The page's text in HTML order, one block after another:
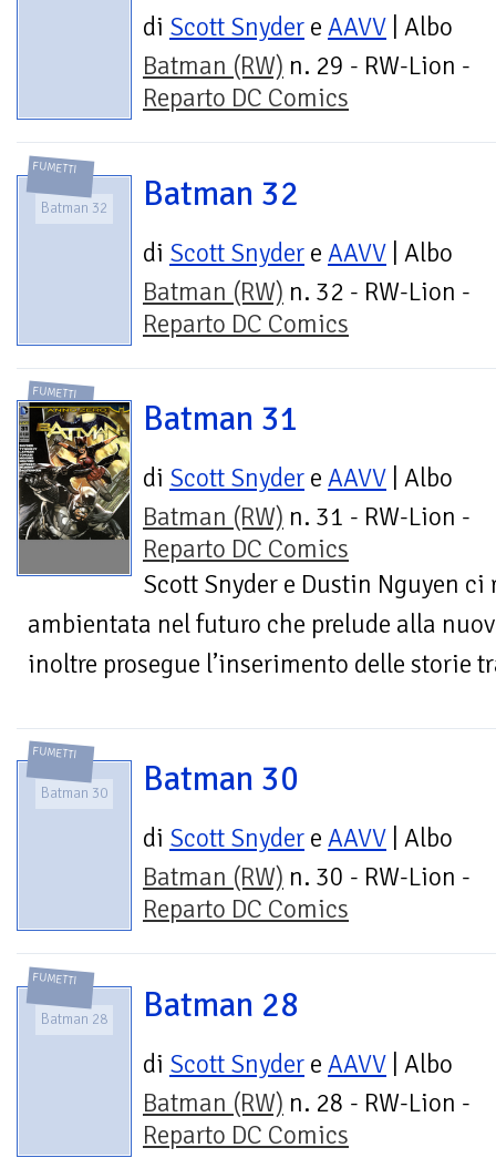
di Scott Snyder e AAVV | Albo
Batman (RW) n. 29 - RW-Lion -
Reparto DC Comics
FUMETTI
Batman 32 Batman 32
di Scott Snyder e AAVV | Albo
Batman (RW) n. 32 - RW-Lion -
Reparto DC Comics
FUMETTI
Batman 31
di Scott Snyder e AAVV | Albo
Batman (RW) n. 31 - RW-Lion -
Reparto DC Comics
Scott Snyder e Dustin Nguyen
ambientata nel futuro che prelude alla
inoltre prosegue l’inserimento delle storie
FUMETTI
Batman 30 Batman 30
di Scott Snyder e AAVV | Albo
Batman (RW) n. 30 - RW-Lion -
Reparto DC Comics
FUMETTI
Batman 28 Batman 28
di Scott Snyder e AAVV | Albo
Batman (RW) n. 28 - RW-Lion -
Reparto DC Comics